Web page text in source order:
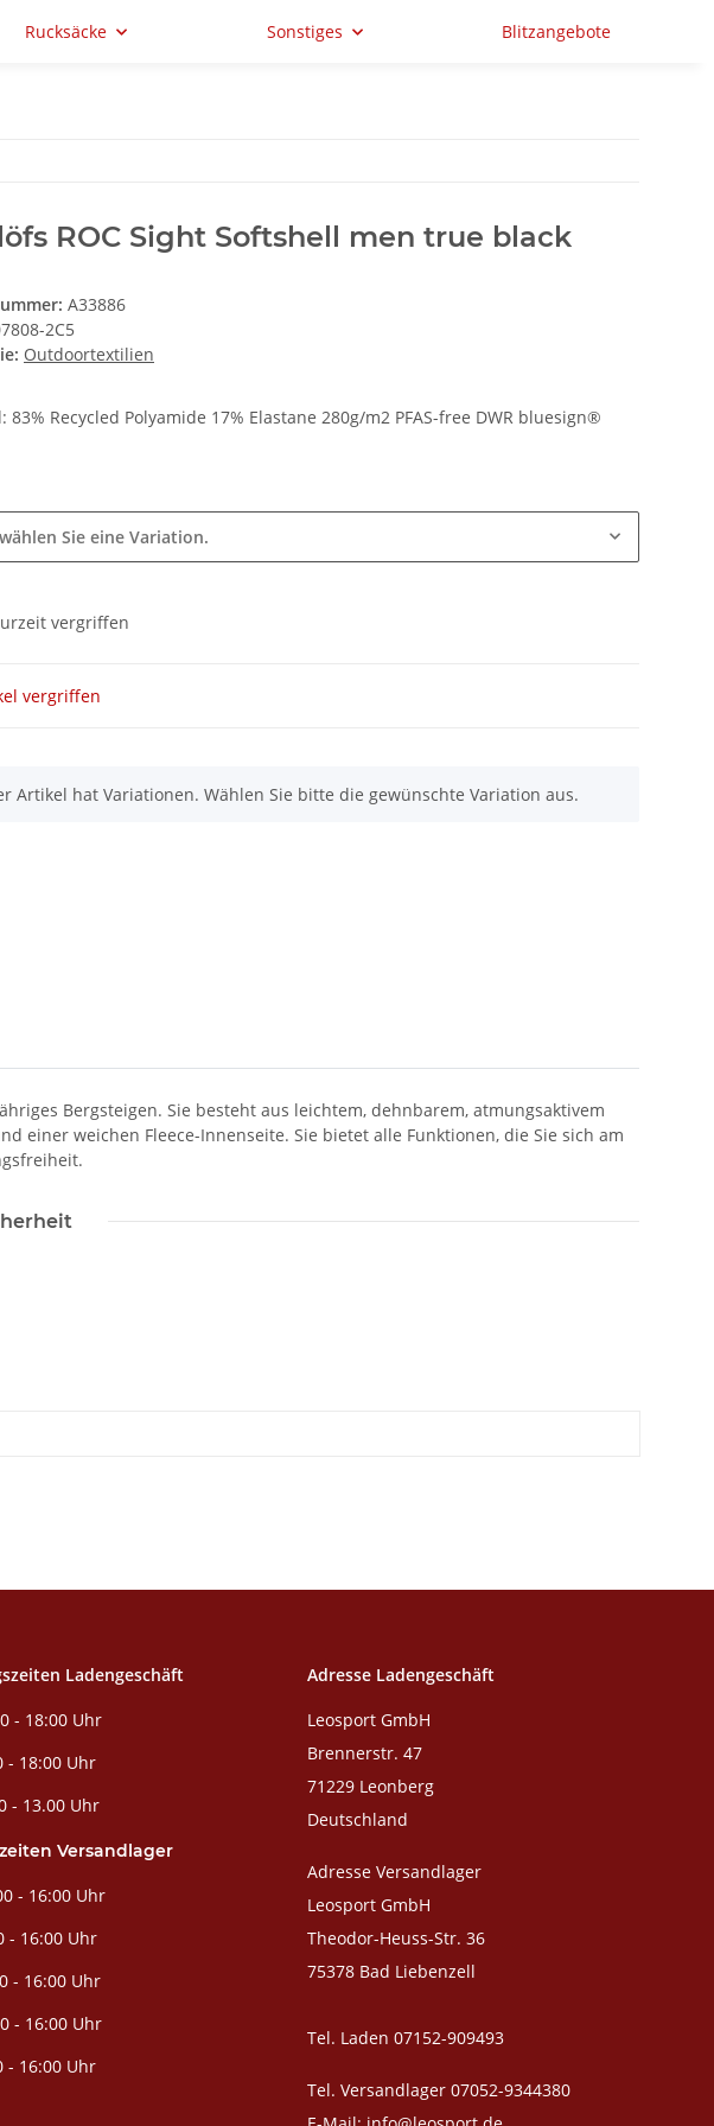
Rucksäcke Sonstiges Blitzangebote
ROC Sight Softshell men true black
A33886
2C5
Outdoortextilien
83% Recycled Polyamide 17% Elastane 280g/m2 PFAS-free DWR bluesign®
Sie eine Variation.
vergriffen
vergriffen
Artikel hat Variationen. Wählen Sie bitte die gewünschte Variation aus.
Bergsteigen. Sie besteht aus leichtem, dehnbarem, atmungsaktivem
einer weichen Fleece-Innenseite. Sie bietet alle Funktionen, die Sie sich am
Ladengeschäft
- 18:00 Uhr
- 18:00 Uhr
- 13.00 Uhr
Versandlager
- 16:00 Uhr
- 16:00 Uhr
- 16:00 Uhr
- 16:00 Uhr
- 16:00 Uhr
Adresse Ladengeschäft
Leosport GmbH
Brennerstr. 47
71229 Leonberg
Deutschland
Adresse Versandlager
Leosport GmbH
Theodor-Heuss-Str. 36
75378 Bad Liebenzell
Tel. Laden 07152-909493
Tel. Versandlager 07052-9344380